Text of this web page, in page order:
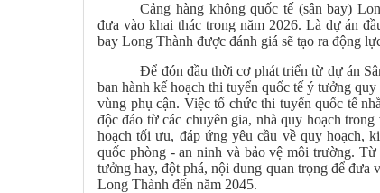
Cảng hàng không quốc tế (sân bay)
đưa vào khai thác trong năm 2026. Là dự án
bay Long Thành được đánh giá sẽ tạo ra động
Để đón đầu thời cơ phát triển từ dự án
ban hành kế hoạch thi tuyển quốc tế ý tưởng
vùng phụ cận. Việc tổ chức thi tuyển quốc tế
độc đáo từ các chuyên gia, nhà quy hoạch
hoạch tối ưu, đáp ứng yêu cầu về quy hoạch,
quốc phòng - an ninh và bảo vệ môi trường.
tưởng hay, đột phá, nội dung quan trọng để đưa
Long Thành đến năm 2045.